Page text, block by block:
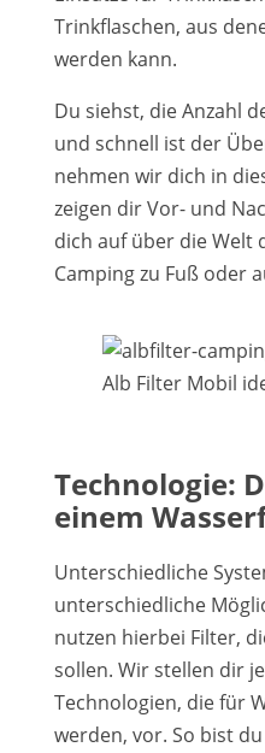
Trinkflaschen, aus
werden kann.
Du siehst, die Anzahl
und schnell ist der
nehmen wir dich in
zeigen dir Vor- und
dich auf über die Welt
Camping zu Fuß oder
Alb Filter Mobil
Technologie:
einem
Unterschiedliche
unterschiedliche
nutzen hierbei Filter,
sollen. Wir stellen dir
Technologien, die für
werden, vor. So bist